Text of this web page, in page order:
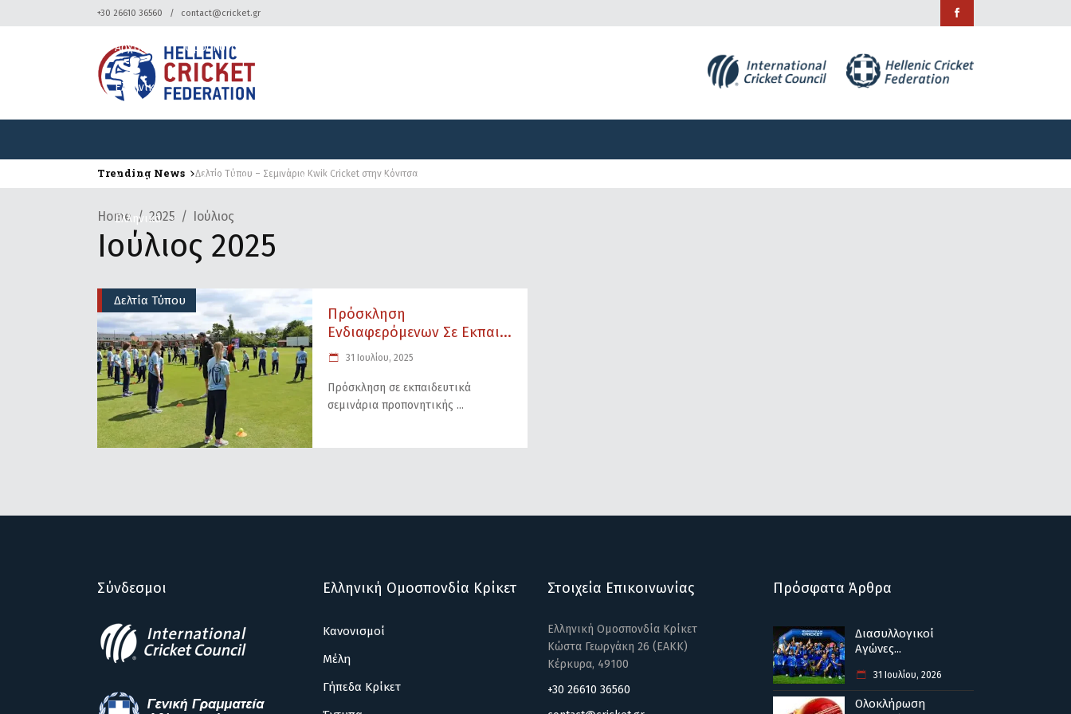
+30 26610 36560 contact@cricket.gr
Αρχική Ομοσπονδία Κρίκετ Διοργανώσεις
Ελληνικά
Αρχική Ομοσπονδία
Ελληνικά
Trending News Δελτίο Τύπου – Σεμινάριο Kwik Cricket στην Κόνιτσα
Home 2025 Ιούλιος
Ιούλιος 2025
Δελτία Τύπου
Πρόσκληση
Ενδιαφερόμενων Σε Εκπαι...
31 Ιουλίου, 2025
Πρόσκληση σε εκπαιδευτικά
σεμινάρια προπονητικής
Σύνδεσμοι Ελληνική Ομοσπονδία Κρίκετ
Κανονισμοί
Μέλη
Γήπεδα Κρίκετ
Στοιχεία Επικοινωνίας
Ελληνική Ομοσπονδία Κρίκετ
Κώστα Γεωργάκη 26 (ΕΑΚΚ)
Κέρκυρα, 49100
+30 26610 36560
Πρόσφατα Άρθρα
Διασυλλογικοί
Αγώνες...
31 Ιουλίου, 2026
Ολοκλήρωση